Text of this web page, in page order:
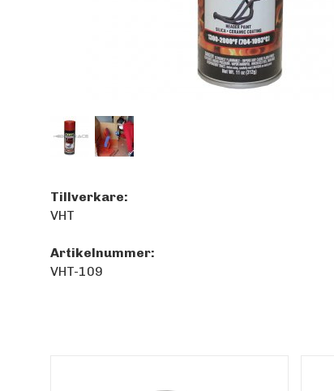
Tillverkare:
VHT
Artikelnummer:
VHT-109